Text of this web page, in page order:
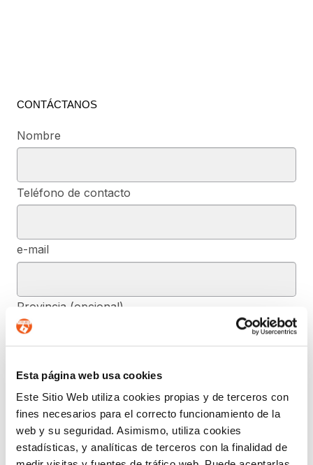
Esta página web usa cookies
Este Sitio Web utiliza cookies propias y de terceros con
fines necesarios para el correcto funcionamiento de la
web y su seguridad. Asimismo, utiliza cookies
estadísticas, y analíticas de terceros con la finalidad de
CONTÁCTANOS
Nombre
Teléfono de contacto
e-mail
Provincia (opcional)
De conformidad con el RGPD y la LOPDGDD, SEGURIDAD Y
PRIVACIDAD DE DATOS, S.L. tratará los datos facilitados, con la
finalidad de contestar a las dudas y/o quejas planteadas a través
del presente formulario y facilitar la información solicitada. Podrá